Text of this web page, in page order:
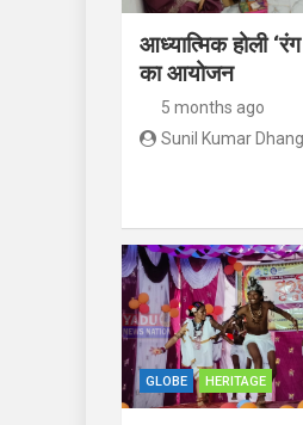
आध्यात्मिक होली
का आयोजन
5 months ago
Sunil Kumar
GLOBE HERITAGE